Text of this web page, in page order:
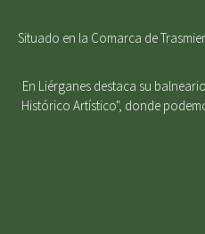
Situado en la Comarca de
En Liérganes destaca su
Histórico Artístico", donde